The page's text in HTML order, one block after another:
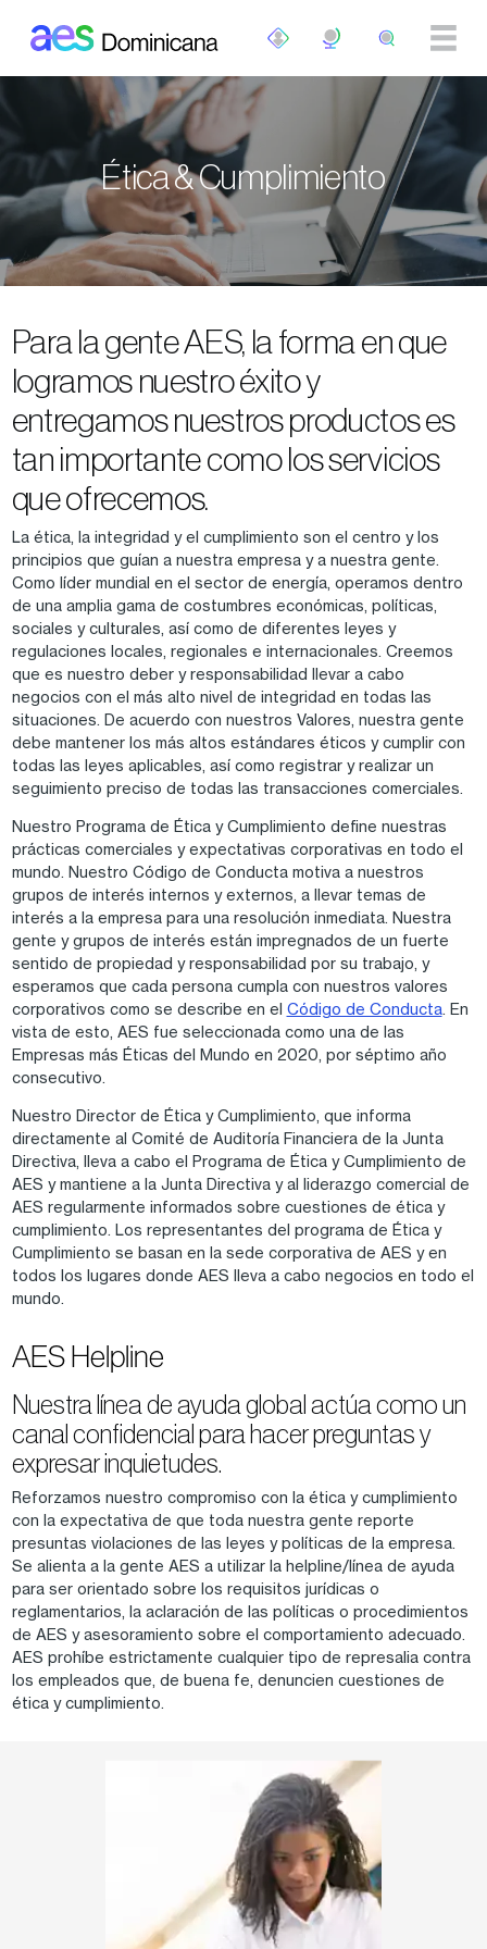
Ética & Cumplimiento
Para la gente AES, la forma en que
logramos nuestro éxito y
entregamos nuestros productos es
tan importante como los servicios
que ofrecemos.
La ética, la integridad y el cumplimiento son el centro y los
principios que guían a nuestra empresa y a nuestra gente.
Como líder mundial en el sector de energía, operamos dentro
de una amplia gama de costumbres económicas, políticas,
sociales y culturales, así como de diferentes leyes y
regulaciones locales, regionales e internacionales. Creemos
que es nuestro deber y responsabilidad llevar a cabo
negocios con el más alto nivel de integridad en todas las
situaciones. De acuerdo con nuestros Valores, nuestra gente
debe mantener los más altos estándares éticos y cumplir con
todas las leyes aplicables, así como registrar y realizar un
seguimiento preciso de todas las transacciones comerciales.
Nuestro Programa de Ética y Cumplimiento define nuestras
prácticas comerciales y expectativas corporativas en todo el
mundo. Nuestro Código de Conducta motiva a nuestros
grupos de interés internos y externos, a llevar temas de
interés a la empresa para una resolución inmediata. Nuestra
gente y grupos de interés están impregnados de un fuerte
sentido de propiedad y responsabilidad por su trabajo, y
esperamos que cada persona cumpla con nuestros valores
corporativos como se describe en el Código de Conducta. En
vista de esto, AES fue seleccionada como una de las
Empresas más Éticas del Mundo en 2020, por séptimo año
consecutivo.
Nuestro Director de Ética y Cumplimiento, que informa
directamente al Comité de Auditoría Financiera de la Junta
Directiva, lleva a cabo el Programa de Ética y Cumplimiento de
AES y mantiene a la Junta Directiva y al liderazgo comercial de
AES regularmente informados sobre cuestiones de ética y
cumplimiento. Los representantes del programa de Ética y
Cumplimiento se basan en la sede corporativa de AES y en
todos los lugares donde AES lleva a cabo negocios en todo el
mundo.
AES Helpline
Nuestra línea de ayuda global actúa como un
canal confidencial para hacer preguntas y
expresar inquietudes.
Reforzamos nuestro compromiso con la ética y cumplimiento
con la expectativa de que toda nuestra gente reporte
presuntas violaciones de las leyes y políticas de la empresa.
Se alienta a la gente AES a utilizar la helpline/línea de ayuda
para ser orientado sobre los requisitos jurídicas o
reglamentarios, la aclaración de las políticas o procedimientos
de AES y asesoramiento sobre el comportamiento adecuado.
AES prohíbe estrictamente cualquier tipo de represalia contra
los empleados que, de buena fe, denuncien cuestiones de
ética y cumplimiento.